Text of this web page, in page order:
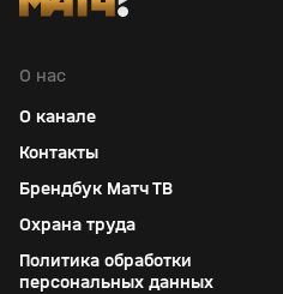
О нас
О канале
Контакты
Брендбук Матч ТВ
Охрана труда
Политика обработки
персональных данных